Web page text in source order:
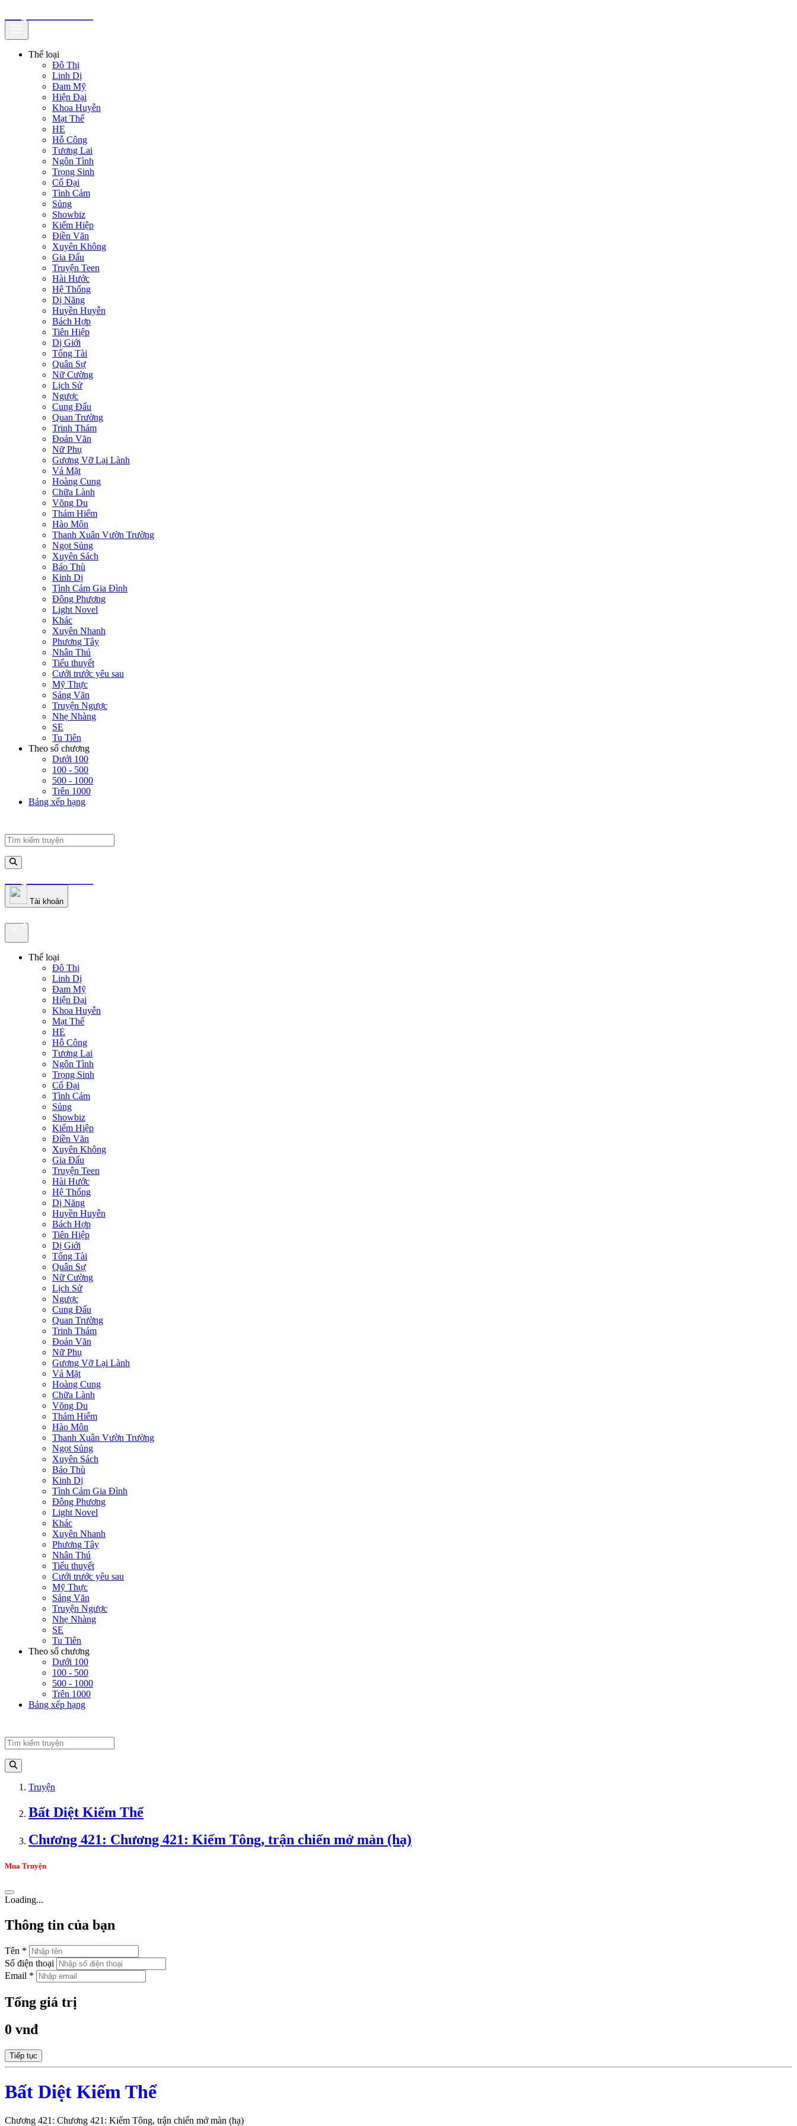
Thể loại
Đô Thị
Linh Dị
Đam Mỹ
Hiện Đại
Khoa Huyễn
Mạt Thế
HE
Hỗ Công
Tương Lai
Ngôn Tình
Trọng Sinh
Cổ Đại
Tình Cảm
Sủng
Showbiz
Kiếm Hiệp
Điền Văn
Xuyên Không
Gia Đấu
Truyện Teen
Hài Hước
Hệ Thống
Dị Năng
Huyền Huyễn
Bách Hợp
Tiên Hiệp
Dị Giới
Tổng Tài
Quân Sự
Nữ Cường
Lịch Sử
Ngược
Cung Đấu
Quan Trường
Trinh Thám
Đoản Văn
Nữ Phụ
Gương Vỡ Lại Lành
Vả Mặt
Hoàng Cung
Chữa Lành
Võng Du
Thám Hiểm
Hào Môn
Thanh Xuân Vườn Trường
Ngọt Sủng
Xuyên Sách
Báo Thù
Kinh Dị
Tình Cảm Gia Đình
Đông Phương
Light Novel
Khác
Xuyên Nhanh
Phương Tây
Nhân Thú
Tiểu thuyết
Cưới trước yêu sau
Mỹ Thực
Sảng Văn
Truyện Ngược
Nhẹ Nhàng
SE
Tu Tiên
Theo số chương
Dưới 100
100 - 500
500 - 1000
Trên 1000
Bảng xếp hạng
truyenfullz.com
Tài khoản
truyenfullz.com
Thể loại
Đô Thị
Linh Dị
Đam Mỹ
Hiện Đại
Khoa Huyễn
Mạt Thế
HE
Hỗ Công
Tương Lai
Ngôn Tình
Trọng Sinh
Cổ Đại
Tình Cảm
Sủng
Showbiz
Kiếm Hiệp
Điền Văn
Xuyên Không
Gia Đấu
Truyện Teen
Hài Hước
Hệ Thống
Dị Năng
Huyền Huyễn
Bách Hợp
Tiên Hiệp
Dị Giới
Tổng Tài
Quân Sự
Nữ Cường
Lịch Sử
Ngược
Cung Đấu
Quan Trường
Trinh Thám
Đoản Văn
Nữ Phụ
Gương Vỡ Lại Lành
Vả Mặt
Hoàng Cung
Chữa Lành
Võng Du
Thám Hiểm
Hào Môn
Thanh Xuân Vườn Trường
Ngọt Sủng
Xuyên Sách
Báo Thù
Kinh Dị
Tình Cảm Gia Đình
Đông Phương
Light Novel
Khác
Xuyên Nhanh
Phương Tây
Nhân Thú
Tiểu thuyết
Cưới trước yêu sau
Mỹ Thực
Sảng Văn
Truyện Ngược
Nhẹ Nhàng
SE
Tu Tiên
Theo số chương
Dưới 100
100 - 500
500 - 1000
Trên 1000
Bảng xếp hạng
Truyện
Bất Diệt Kiếm Thể
Chương 421: Chương 421: Kiếm Tông, trận chiến mở màn (hạ)
Mua Truyện
Loading...
Thông tin của bạn
Tên *
Số điện thoại
Email *
Tổng giá trị
0 vnđ
Tiếp tục
Bất Diệt Kiếm Thể
Chương 421: Chương 421: Kiếm Tông, trận chiến mở màn (hạ)